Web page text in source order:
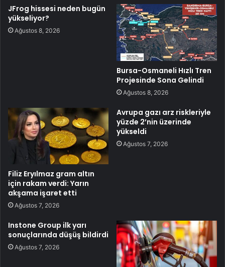
JFrog hissesi neden bugün
yükseliyor?
Ağustos 8, 2026
Bursa-Osmaneli Hızlı Tren
Projesinde Sona Gelindi
Ağustos 8, 2026
Filiz Eryılmaz gram altın
için rakam verdi: Yarın
akşama işaret etti
Ağustos 7, 2026
Avrupa gazı arz riskleriyle
yüzde 2’nin üzerinde
yükseldi
Ağustos 7, 2026
Instone Group ilk yarı
sonuçlarında düşüş bildirdi
Ağustos 7, 2026